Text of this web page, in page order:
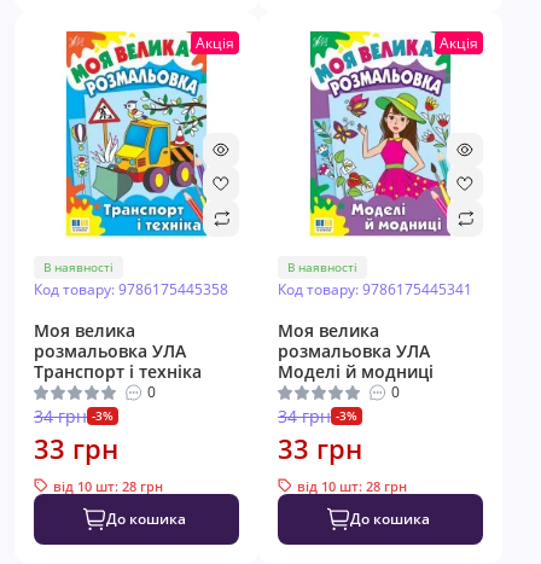
Акція
В наявності
Код товару: 9786175445358
Моя велика
розмальовка УЛА
Транспорт і техніка
0
34 грн -3%
33 грн
від 10 шт: 28 грн
До кошика
Акція
В наявності
Код товару: 9786175445341
Моя велика
розмальовка УЛА
Моделі й модниці
0
34 грн -3%
33 грн
від 10 шт: 28 грн
До кошика